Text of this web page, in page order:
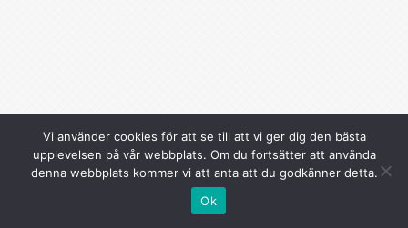
Vi använder cookies för att se till att vi ger dig den bästa
upplevelsen på vår webbplats. Om du fortsätter att använda
denna webbplats kommer vi att anta att du godkänner detta.
Ok